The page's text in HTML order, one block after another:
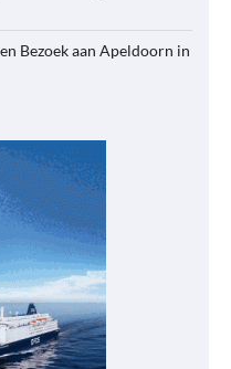
Bezoek aan Apeldoorn in